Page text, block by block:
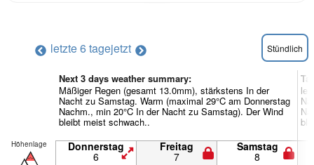
letzte 6 tagejetzt Stündlich
Next 3 days weather summary:
Mäßiger Regen (gesamt 13.0mm), stärkstens In der
Nacht zu Samstag. Warm (maximal 29°C am Donnerstag
Nachm., min 20°C In der Nacht zu Samstag). Der Wind
bleibt meist schwach..
Höhenlage Donnerstag
6
Freitag
7
Samstag
8